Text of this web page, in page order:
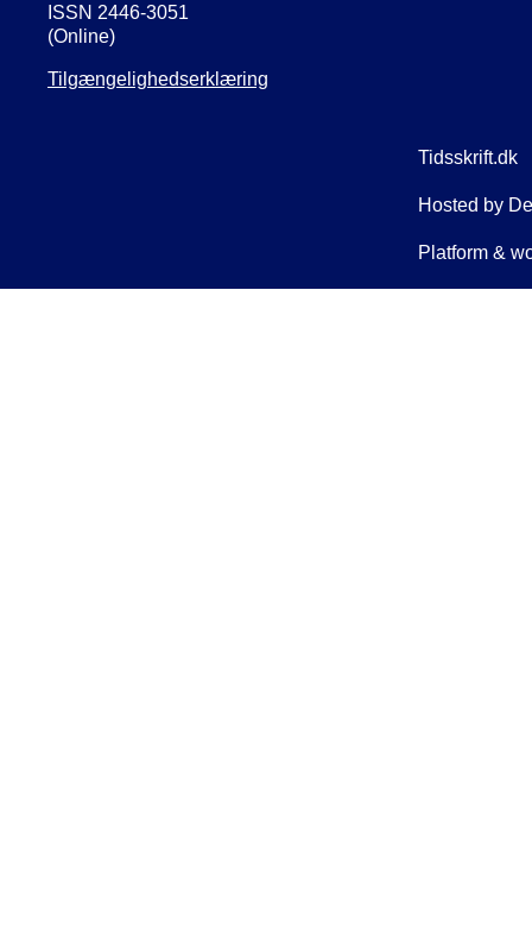
ISSN 2446-3051
(Online)
Tilgængelighedserklæring